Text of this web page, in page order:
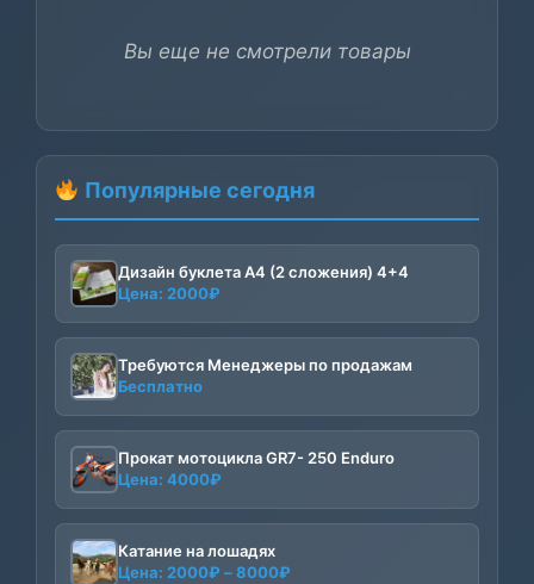
Вы еще не смотрели товары
Популярные сегодня
Дизайн буклета А4 (2 сложения) 4+4
Цена: 2000₽
Требуются Менеджеры по продажам
Бесплатно
Прокат мотоцикла GR7- 250 Enduro
Цена: 4000₽
Катание на лошадях
Цена: 2000₽ –8000₽